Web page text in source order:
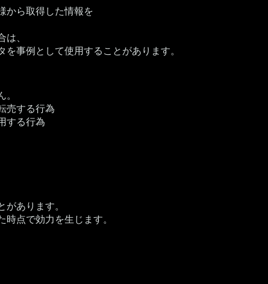
から取得した情報を
、
事例として使用することがあります。
売する行為
する行為
あります。
点で効力を生じます。